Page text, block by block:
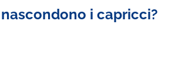
nascondono i capricci?